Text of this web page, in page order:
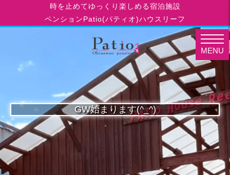
時を止めてゆっくり楽しめる宿泊施設
ペンションPatio(パティオ)ハウスリーフ
GW始まります(^_^)
MENU